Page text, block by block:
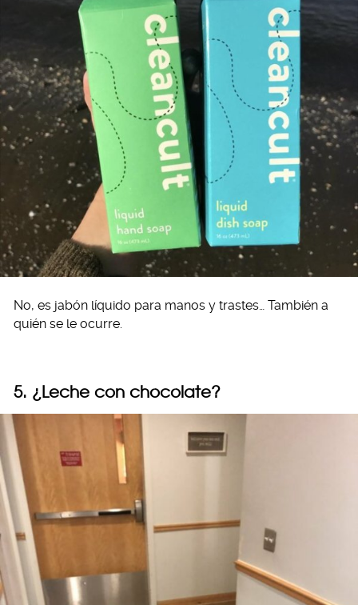
No, es jabón líquido para manos y trastes… También a
quién se le ocurre.
5. ¿Leche con chocolate?